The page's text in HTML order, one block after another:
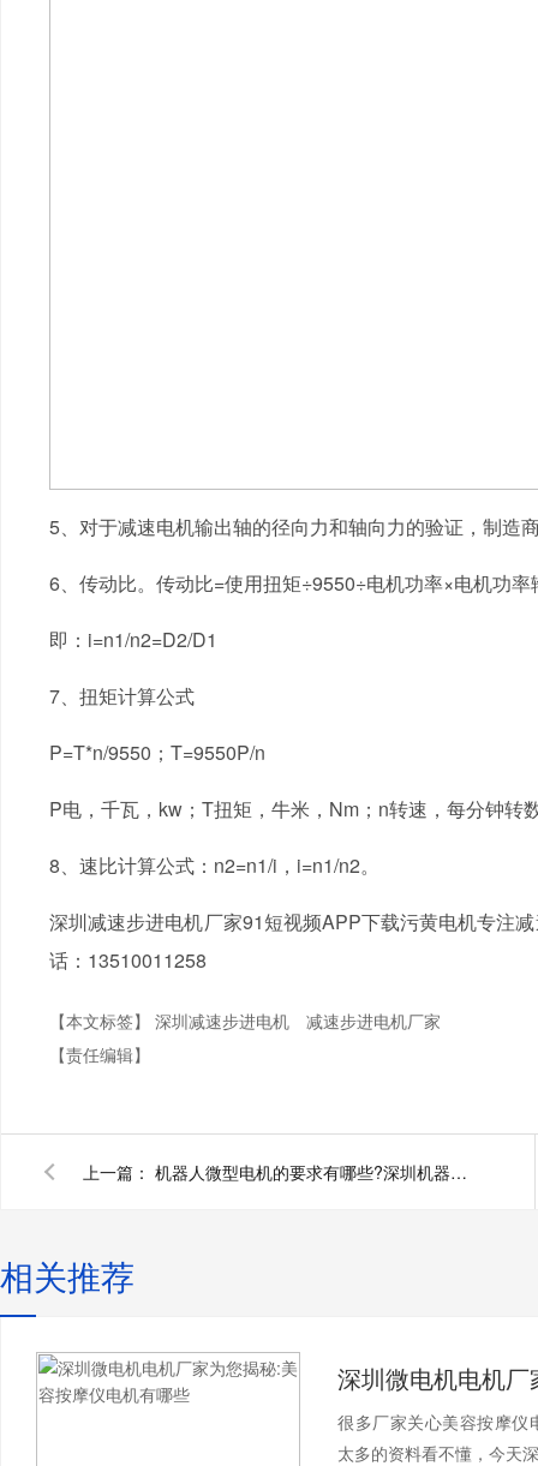
5、对于减速电机输出轴的径向力和轴向力的验证，制造
6、传动比。传动比=使用扭矩÷9550÷电机功率×电机功
即：i=n1/n2=D2/D1
7、扭矩计算公式
P=T*n/9550；T=9550P/n
P电，千瓦，kw；T扭矩，牛米，Nm；n转速，每分钟转
8、速比计算公式：n2=n1/i，i=n1/n2。
深圳减速步进电机厂家91短视频APP下载污黄电机专注
话：13510011258
【本文标签】 深圳减速步进电机
减速步进电机厂家
【责任编辑】
上一篇： 机器人微型电机的要求有哪些?深圳机器人电机厂家为您揭秘
相关推荐
很多厂家关心美容按摩仪
太多的资料看不懂，今天